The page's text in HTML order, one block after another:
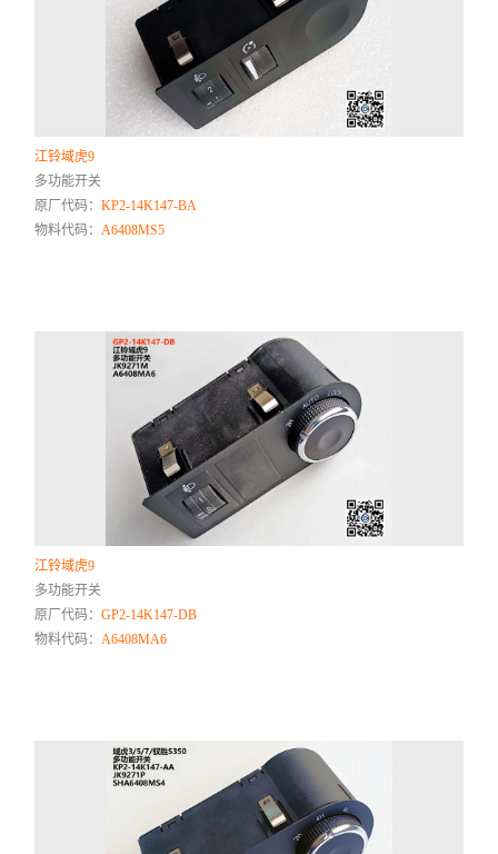
江铃域虎9
多功能开关
原厂代码：KP2-14K147-BA
物料代码： A6408MS5
江铃域虎9
多功能开关
原厂代码：GP2-14K147-DB
物料代码： A6408MA6